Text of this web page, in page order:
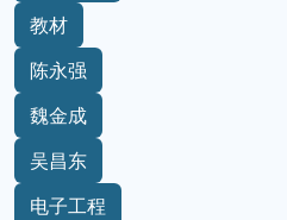
教材
陈永强
魏金成
吴昌东
电子工程